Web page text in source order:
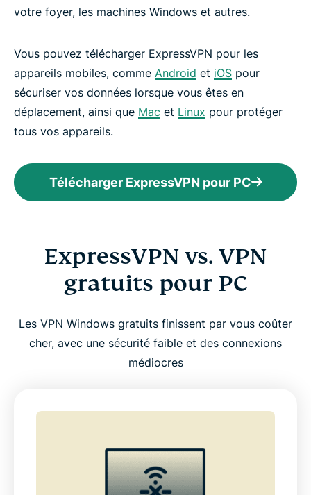
votre foyer, les machines Windows et autres.
Vous pouvez télécharger ExpressVPN pour les
appareils mobiles, comme Android et iOS pour
sécuriser vos données lorsque vous êtes en
déplacement, ainsi que Mac et Linux pour protéger
tous vos appareils.
Télécharger ExpressVPN pour PC
ExpressVPN vs. VPN
gratuits pour PC
Les VPN Windows gratuits finissent par vous coûter
cher, avec une sécurité faible et des connexions
médiocres